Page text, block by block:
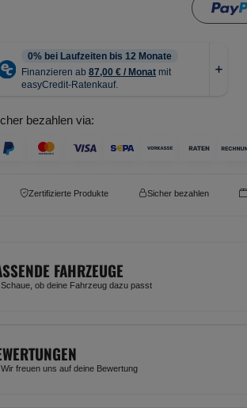
bezahlen via:
Zertifizierte Produkte Sicher bezahlen
FAHRZEUGE
Schaue, ob deine Fahrzeug dazu passt
Wir freuen uns auf deine Bewertung